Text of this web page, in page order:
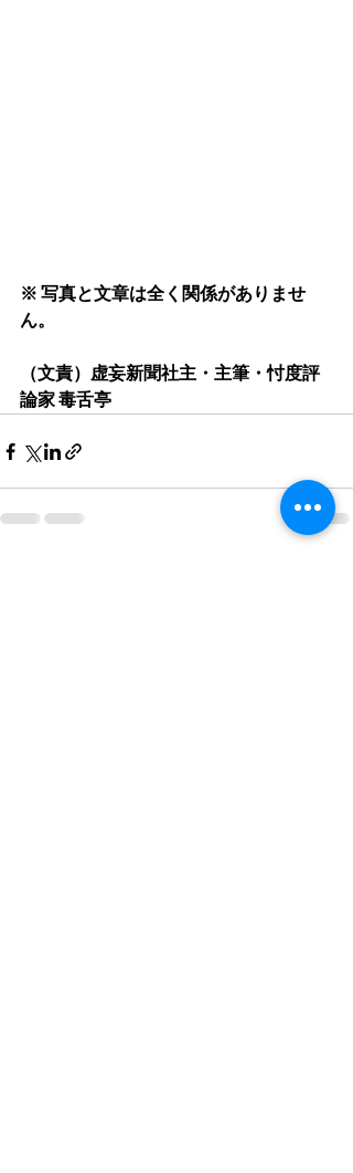
※ 写真と文章は全く関係がありませ
ん。
（文責）虚妄新聞社主・主筆・忖度評
論家 毒舌亭